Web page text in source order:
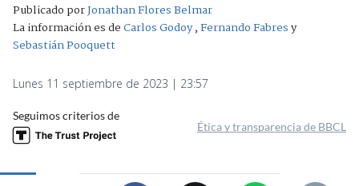
Publicado porJonathan Flores Belmar
La información es deCarlos Godoy,Fernando Fabresy
Sebastián Pooquett
Lunes 11 septiembre de 2023 | 23:57
Seguimos criterios de
Ética y transparencia de BBCL